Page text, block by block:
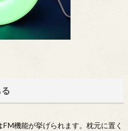
機能が挙げられます。枕元に置く